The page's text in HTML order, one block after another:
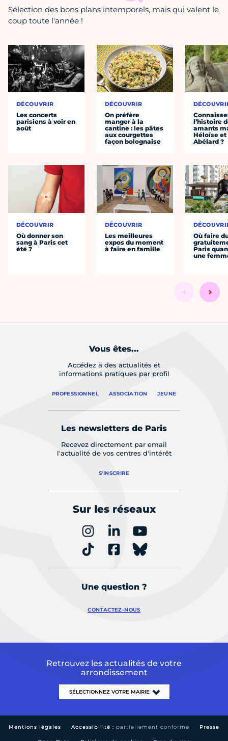
Sélection des bons plans intemporels, mais qui valent le
coup toute l'année !
DÉCOUVRIR
Les concerts
parisiens à voir en
août
DÉCOUVRIR
Où donner son
sang à Paris cet
été ?
DÉCOUVRIR
On préfère
manger à la
cantine : les pâtes
aux courgettes
façon bolognaise
DÉCOUVRIR
Les meilleures
expos du moment
à faire en famille
l’histoire
amants
Héloïse et
Abélard ?
Où faire
Paris
une
Vous êtes...
Accédez à des actualités et
informations pratiques par profil
PROFESSIONNEL ASSOCIATION JEUNE
Les newsletters de Paris
Recevez directement par email
l'actualité de vos centres d'intérêt
S'INSCRIRE
Sur les réseaux
Une question ?
CONTACTEZ-NOUS
Retrouvez les actualités de votre
arrondissement
Mentions légales Accessibilité : partiellement conforme Presse